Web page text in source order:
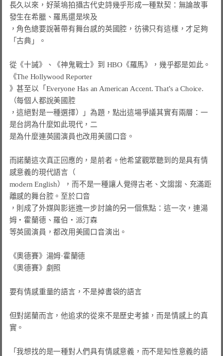
長久以來，好萊塢拍攝古代史詩幾乎形成一種默契：無論故事
發生在希臘、羅馬還是埃及
，角色總要說著帶有舞台感的英國腔，彷彿只有這樣，才足夠
「古典」。
從《十誡》、《神鬼戰士》到 HBO《羅馬》，幾乎都是如此。
《The Hollywood Reporter
》甚至以「Everyone Has an American Accent. That’s a Choice.
（每個人都說美國腔
，這絕對是一種選擇）」為題，點出這場爭議其實有兩層：一
是台詞為什麼如此現代，二
是為什麼連英國演員也改用美國口音。
而諾蘭這次真正回應的，是前者。他希望觀眾聽到的是具有情
感意義的現代語言（
modern English），而不是一種讓人覺得古老、文謅謅、充滿距
離感的舞台腔。至於口音
，則成了外媒與影迷進一步討論的另一個焦點：這一次，連湯
姆・霍蘭德、羅伯・派汀森
等英國演員，都改用美國口音演出。
《奧德賽》湯姆·霍蘭德
《奧德賽》劇照
要有情感重量的語言，不是掉書袋的語言
但對諾蘭而言，他追求的從來不是歷史考據，而是情感上的真
實。
「我想找的是一種對人們具有情感意義，而不是知性意義的語